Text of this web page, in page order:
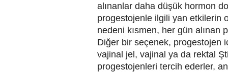
alınanlar daha düşük hormon
progestojenle ilgili yan etkilerin
nedeni kısmen, her gün alınan
Diğer bir seçenek, progestojen
vajinal jel, vajinal ya da rektal
progestojenleri tercih ederler,